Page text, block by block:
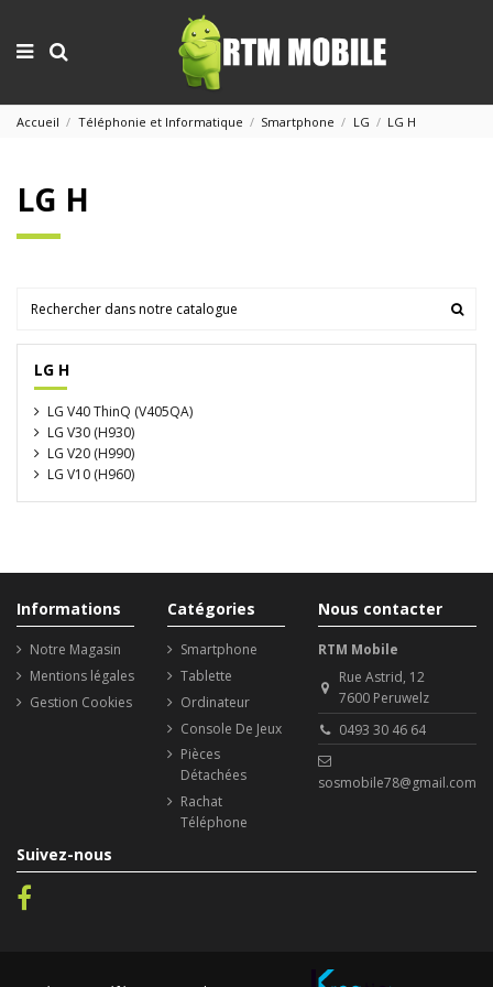
Accueil Téléphonie et Informatique Smartphone LG LG H
LG H
LG H
LG V40 ThinQ (V405QA)
LG V30 (H930)
LG V20 (H990)
LG V10 (H960)
Informations
Notre Magasin
Mentions légales
Gestion Cookies
Catégories
Smartphone
Tablette
Ordinateur
Console De Jeux
Pièces
Détachées
Rachat
Téléphone
Nous contacter
RTM Mobile
Rue Astrid, 12
7600 Peruwelz
0493 30 46 64
sosmobile78@gmail.com
Suivez-nous